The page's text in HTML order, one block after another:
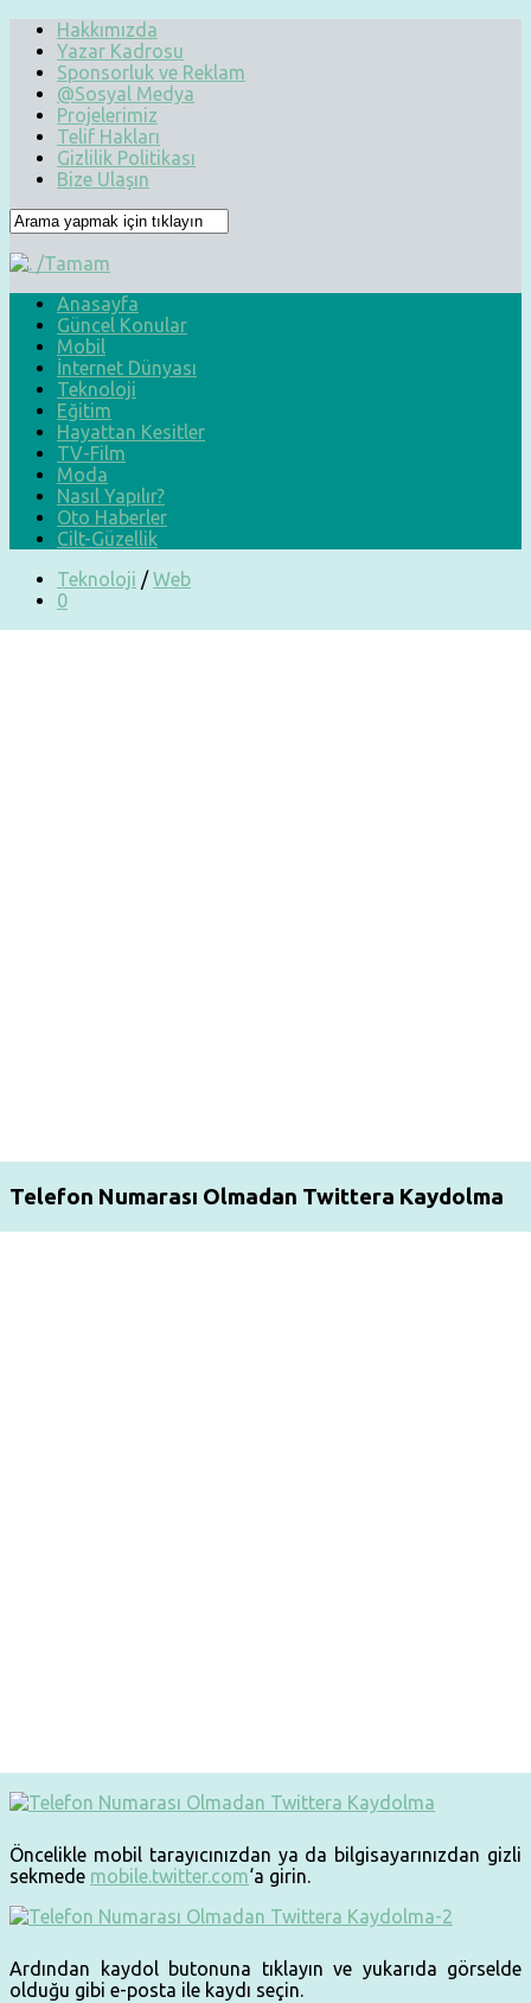
Hakkımızda
Yazar Kadrosu
Sponsorluk ve Reklam
@Sosyal Medya
Projelerimiz
Telif Hakları
Gizlilik Politikası
Bize Ulaşın
Anasayfa
Güncel Konular
Mobil
İnternet Dünyası
Teknoloji
Eğitim
Hayattan Kesitler
TV-Film
Moda
Nasıl Yapılır?
Oto Haberler
Cilt-Güzellik
Teknoloji / Web
0
Telefon Numarası Olmadan Twittera Kaydolma
Öncelikle mobil tarayıcınızdan ya da bilgisayarınızdan gizli
sekmede mobile.twitter.com‘a girin.
Ardından kaydol butonuna tıklayın ve yukarıda görselde
olduğu gibi e-posta ile kaydı seçin.